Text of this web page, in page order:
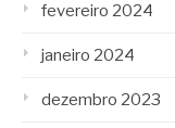
fevereiro 2024
janeiro 2024
dezembro 2023